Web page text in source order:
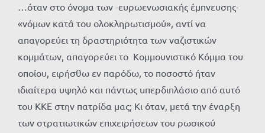
…όταν στο όνομα των -ευρωενωσιακής έμπνευσης-
«νόμων κατά του ολοκληρωτισμού», αντί να
απαγορεύει τη δραστηριότητα των ναζιστικών
κομμάτων, απαγορεύει το Κομμουνιστικό Κόμμα του
οποίου, ειρήσθω εν παρόδω, το ποσοστό ήταν
ιδιαίτερα υψηλό και πάντως υπερδιπλάσιο από αυτό
του ΚΚΕ στην πατρίδα μας; Κι όταν, μετά την έναρξη
των στρατιωτικών επιχειρήσεων του ρωσικού